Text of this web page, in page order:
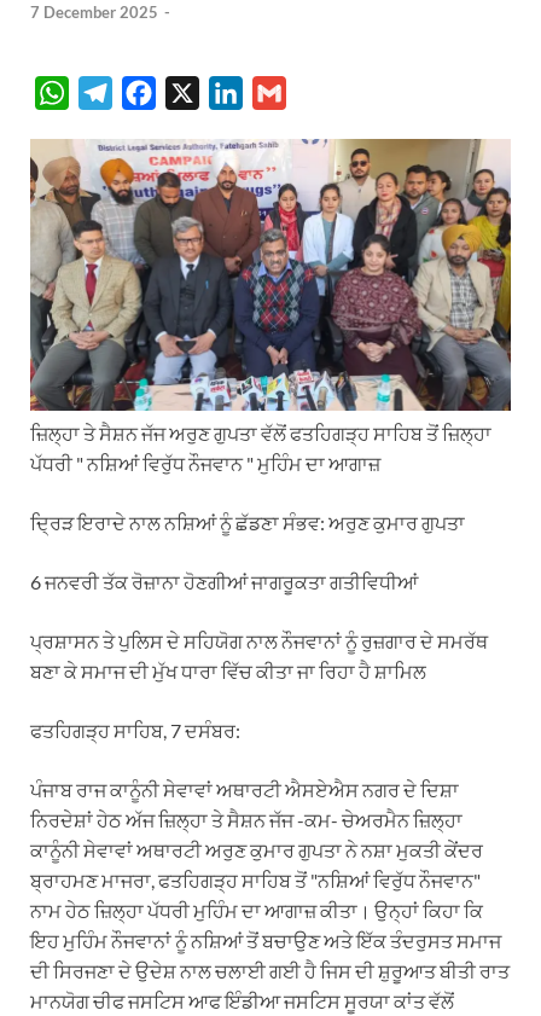
7 December 2025 -
W
a
t
s
A
p
p
l
e
g
r
a
m
c
e
o
o
k
k
e
d
n
i
l
ਜ਼ਿਲ੍ਹਾ ਤੇ ਸੈਸ਼ਨ ਜੱਜ ਅਰੁਣ ਗੁਪਤਾ ਵੱਲੋਂ ਫਤਹਿਗੜ੍ਹ ਸਾਹਿਬ ਤੋਂ ਜ਼ਿਲ੍ਹਾ
ਪੱਧਰੀ " ਨਸ਼ਿਆਂ ਵਿਰੁੱਧ ਨੌਜਵਾਨ " ਮੁਹਿੰਮ ਦਾ ਆਗਾਜ਼
ਦ੍ਰਿੜ ਇਰਾਦੇ ਨਾਲ ਨਸ਼ਿਆਂ ਨੂੰ ਛੱਡਣਾ ਸੰਭਵ: ਅਰੁਣ ਕੁਮਾਰ ਗੁਪਤਾ
6 ਜਨਵਰੀ ਤੱਕ ਰੋਜ਼ਾਨਾ ਹੋਣਗੀਆਂ ਜਾਗਰੂਕਤਾ ਗਤੀਵਿਧੀਆਂ
ਪ੍ਰਸ਼ਾਸਨ ਤੇ ਪੁਲਿਸ ਦੇ ਸਹਿਯੋਗ ਨਾਲ ਨੌਜਵਾਨਾਂ ਨੂੰ ਰੁਜ਼ਗਾਰ ਦੇ ਸਮਰੱਥ
ਬਣਾ ਕੇ ਸਮਾਜ ਦੀ ਮੁੱਖ ਧਾਰਾ ਵਿੱਚ ਕੀਤਾ ਜਾ ਰਿਹਾ ਹੈ ਸ਼ਾਮਿਲ
ਫਤਹਿਗੜ੍ਹ ਸਾਹਿਬ, 7 ਦਸੰਬਰ:
ਪੰਜਾਬ ਰਾਜ ਕਾਨੂੰਨੀ ਸੇਵਾਵਾਂ ਅਥਾਰਟੀ ਐਸਏਐਸ ਨਗਰ ਦੇ ਦਿਸ਼ਾ
ਨਿਰਦੇਸ਼ਾਂ ਹੇਠ ਅੱਜ ਜ਼ਿਲ੍ਹਾ ਤੇ ਸੈਸ਼ਨ ਜੱਜ -ਕਮ- ਚੇਅਰਮੈਨ ਜ਼ਿਲ੍ਹਾ
ਕਾਨੂੰਨੀ ਸੇਵਾਵਾਂ ਅਥਾਰਟੀ ਅਰੁਣ ਕੁਮਾਰ ਗੁਪਤਾ ਨੇ ਨਸ਼ਾ ਮੁਕਤੀ ਕੇਂਦਰ
ਬ੍ਰਾਹਮਣ ਮਾਜਰਾ, ਫਤਹਿਗੜ੍ਹ ਸਾਹਿਬ ਤੋਂ "ਨਸ਼ਿਆਂ ਵਿਰੁੱਧ ਨੌਜਵਾਨ"
ਨਾਮ ਹੇਠ ਜ਼ਿਲ੍ਹਾ ਪੱਧਰੀ ਮੁਹਿੰਮ ਦਾ ਆਗਾਜ਼ ਕੀਤਾ। ਉਨ੍ਹਾਂ ਕਿਹਾ ਕਿ
ਇਹ ਮੁਹਿੰਮ ਨੌਜਵਾਨਾਂ ਨੂੰ ਨਸ਼ਿਆਂ ਤੋਂ ਬਚਾਉਣ ਅਤੇ ਇੱਕ ਤੰਦਰੁਸਤ ਸਮਾਜ
ਦੀ ਸਿਰਜਣਾ ਦੇ ਉਦੇਸ਼ ਨਾਲ ਚਲਾਈ ਗਈ ਹੈ ਜਿਸ ਦੀ ਸ਼ੁਰੂਆਤ ਬੀਤੀ ਰਾਤ
ਮਾਨਯੋਗ ਚੀਫ ਜਸਟਿਸ ਆਫ ਇੰਡੀਆ ਜਸਟਿਸ ਸੂਰਯਾ ਕਾਂਤ ਵੱਲੋਂ